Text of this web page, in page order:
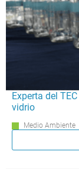
Experta del
vidrio
Medio Ambiente